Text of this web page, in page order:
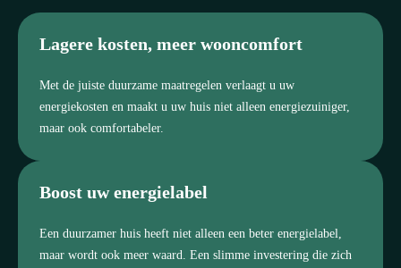
Lagere kosten, meer wooncomfort
Met de juiste duurzame maatregelen verlaagt u uw
energiekosten en maakt u uw huis niet alleen energiezuiniger,
maar ook comfortabeler.
Boost uw energielabel
Een duurzamer huis heeft niet alleen een beter energielabel,
maar wordt ook meer waard. Een slimme investering die zich